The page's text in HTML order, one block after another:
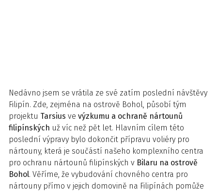
Nedávno jsem se vrátila ze své zatím poslední návštěvy
Filipín. Zde, zejména na ostrově Bohol, působí tým
projektu Tarsius ve výzkumu a ochraně nártounů
filipínských už víc než pět let. Hlavním cílem této
poslední výpravy bylo dokončit přípravu voliéry pro
nártouny, která je součástí našeho komplexního centra
pro ochranu nártounů filipínských v Bilaru na ostrově
Bohol. Věříme, že vybudování chovného centra pro
nártouny přímo v jejich domovině na Filipínách pomůže